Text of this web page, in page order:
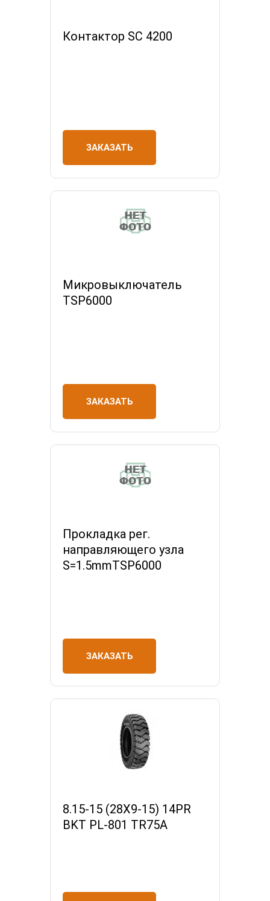
Контактор SC 4200
ЗАКАЗАТЬ
Микровыключатель
TSP6000
ЗАКАЗАТЬ
Прокладка рег.
направляющего узла
S=1.5mmTSP6000
ЗАКАЗАТЬ
8.15-15 (28X9-15) 14PR
BKT PL-801 TR75A